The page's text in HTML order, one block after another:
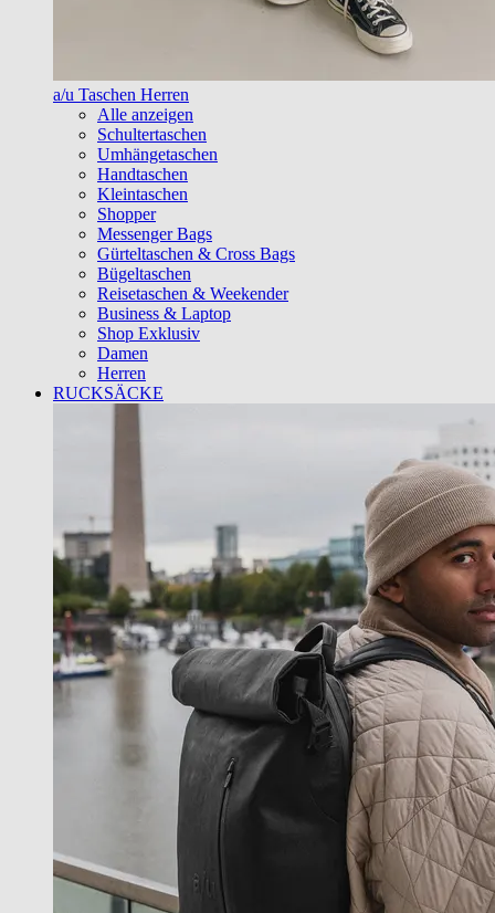
a/u Taschen Herren
Alle anzeigen
Schultertaschen
Umhängetaschen
Handtaschen
Kleintaschen
Shopper
Messenger Bags
Gürteltaschen & Cross Bags
Bügeltaschen
Reisetaschen & Weekender
Business & Laptop
Shop Exklusiv
Damen
Herren
RUCKSÄCKE